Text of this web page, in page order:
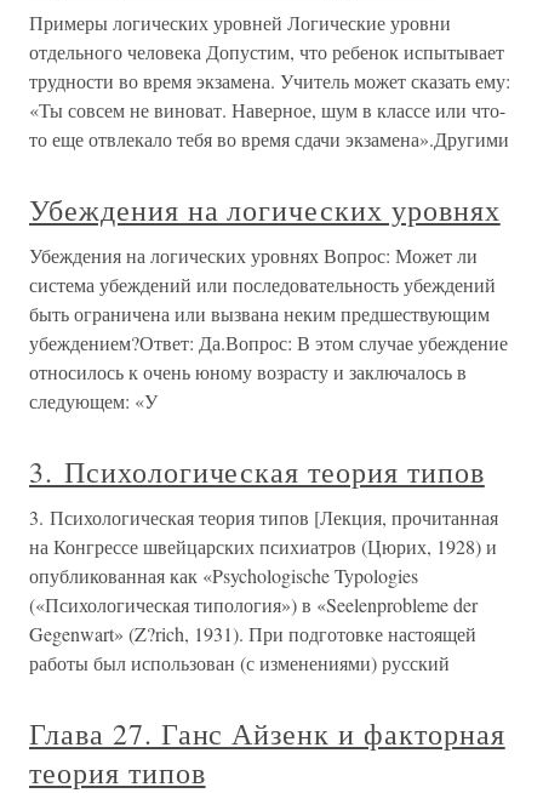
Примеры логических уровней Логические уровни
отдельного человека Допустим, что ребенок испытывает
трудности во время экзамена. Учитель может сказать ему:
«Ты совсем не виноват. Наверное, шум в классе или что-
то еще отвлекало тебя во время сдачи экзамена».Другими
Убеждения на логических уровнях
Убеждения на логических уровнях Вопрос: Может ли
система убеждений или последовательность убеждений
быть ограничена или вызвана неким предшествующим
убеждением?Ответ: Да.Вопрос: В этом случае убеждение
относилось к очень юному возрасту и заключалось в
следующем: «У
3. Психологическая теория типов
3. Психологическая теория типов [Лекция, прочитанная
на Конгрессе швейцарских психиатров (Цюрих, 1928) и
опубликованная как «Psychologische Typologies
(«Психологическая типология») в «Seelenprobleme der
Gegenwart» (Z?rich, 1931). При подготовке настоящей
работы был использован (с изменениями) русский
Глава 27. Ганс Айзенк и факторная
теория типов